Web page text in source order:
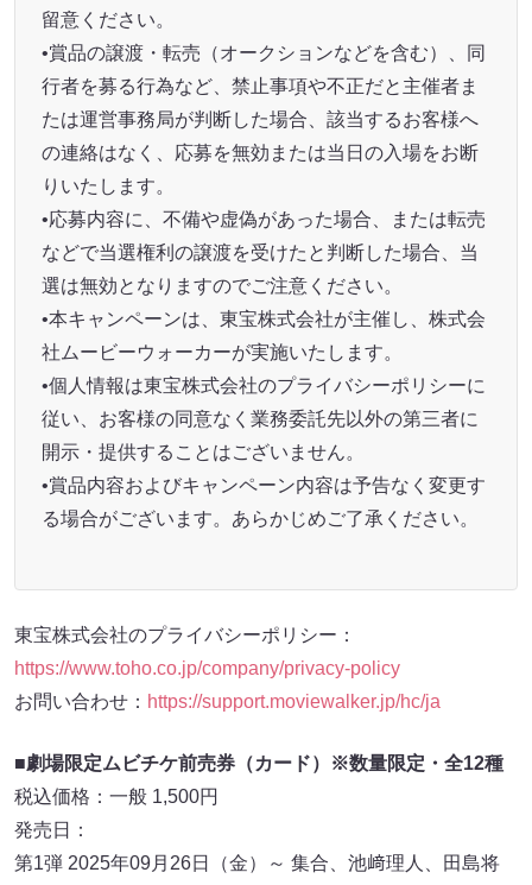
留意ください。
•賞品の譲渡・転売（オークションなどを含む）、同
行者を募る行為など、禁止事項や不正だと主催者ま
たは運営事務局が判断した場合、該当するお客様へ
の連絡はなく、応募を無効または当日の入場をお断
りいたします。
•応募内容に、不備や虚偽があった場合、または転売
などで当選権利の譲渡を受けたと判断した場合、当
選は無効となりますのでご注意ください。
•本キャンペーンは、東宝株式会社が主催し、株式会
社ムービーウォーカーが実施いたします。
•個人情報は東宝株式会社のプライバシーポリシーに
従い、お客様の同意なく業務委託先以外の第三者に
開示・提供することはございません。
•賞品内容およびキャンペーン内容は予告なく変更す
る場合がございます。あらかじめご了承ください。
東宝株式会社のプライバシーポリシー：
https://www.toho.co.jp/company/privacy-policy
お問い合わせ： https://support.moviewalker.jp/hc/ja
■劇場限定ムビチケ前売券（カード）※数量限定・全12種
税込価格：一般 1,500円
発売日：
第1弾 2025年09月26日（金）～ 集合、池﨑理人、田島将